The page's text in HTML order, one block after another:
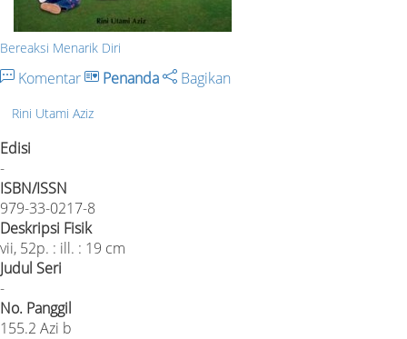
Bereaksi Menarik Diri
Komentar Penanda Bagikan
Rini Utami Aziz
Edisi
-
ISBN/ISSN
979-33-0217-8
Deskripsi Fisik
vii, 52p. : ill. : 19 cm
Judul Seri
-
No. Panggil
155.2 Azi b